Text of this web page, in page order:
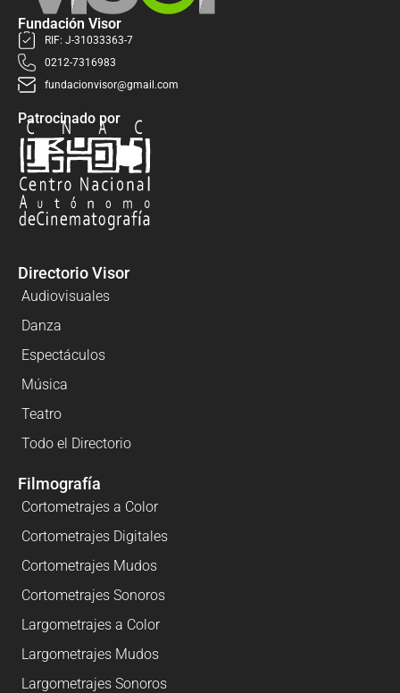
Fundación Visor
RIF: J-31033363-7
0212-7316983
fundacionvisor@gmail.com
Patrocinado por
Directorio Visor
Audiovisuales
Danza
Espectáculos
Música
Teatro
Todo el Directorio
Filmografía
Cortometrajes a Color
Cortometrajes Digitales
Cortometrajes Mudos
Cortometrajes Sonoros
Largometrajes a Color
Largometrajes Mudos
Largometrajes Sonoros